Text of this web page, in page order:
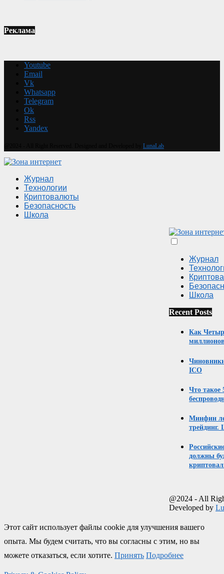
Реклама
Youtube
Email
Vk
Whatsapp
Telegram
Ok
Rss
Yandex
LunaLab
Журнал
Технологии
Криптовалюты
Безопасность
Школа
Журнал
Школа
Recent Posts
Как
ICO
Что такое
Минфин
трейдинг.
должны
@2024 - All
Developed by
Этот сайт использует файлы cookie для улучшения вашего
опыта. Мы будем считать, что вы согласны с этим, но вы
можете отказаться, если хотите. Принять Подробнее